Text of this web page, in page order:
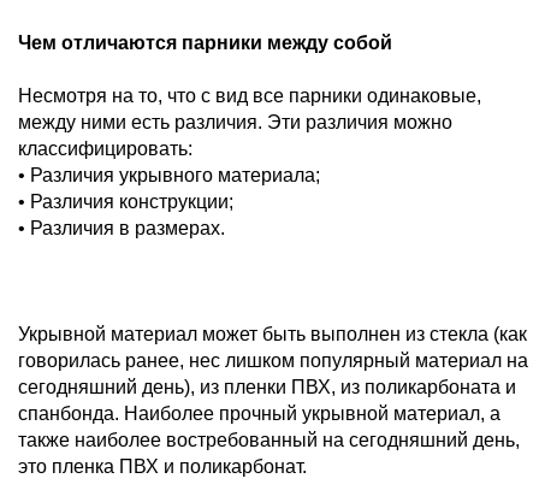
Чем отличаются парники между собой
Несмотря на то, что с вид все парники одинаковые,
между ними есть различия. Эти различия можно
классифицировать:
• Различия укрывного материала;
• Различия конструкции;
• Различия в размерах.
Укрывной материал может быть выполнен из стекла (как
говорилась ранее, нес лишком популярный материал на
сегодняшний день), из пленки ПВХ, из поликарбоната и
спанбонда. Наиболее прочный укрывной материал, а
также наиболее востребованный на сегодняшний день,
это пленка ПВХ и поликарбонат.